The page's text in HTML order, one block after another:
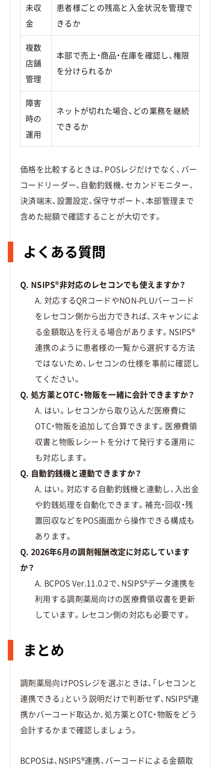
未収
金
患者様ごとの残高と入金状況を管理で
きるか
複数
店舗
管理
本部で売上・商品・在庫を確認し、権限
を分けられるか
障害
時の
運用
ネットが切れた場合、どの業務を継続
できるか
価格を比較するときは、POSレジだけでなく、バー
コードリーダー、自動釣銭機、セカンドモニター、
決済端末、設置設定、保守サポート、本部管理まで
含めた総額で確認することが大切です。
よくある質問
Q. NSIPS®非対応のレセコンでも使えますか？
A. 対応するQRコードやNON-PLUバーコード
をレセコン側から出力できれば、スキャンによ
る金額取込を行える場合があります。NSIPS®
連携のように患者様の一覧から選択する方法
ではないため、レセコンの仕様を事前に確認し
てください。
Q. 処方薬とOTC・物販を一緒に会計できますか？
A. はい。レセコンから取り込んだ医療費に
OTC・物販を追加して合算できます。医療費領
収書と物販レシートを分けて発行する運用に
も対応します。
Q. 自動釣銭機と連動できますか？
A. はい。対応する自動釣銭機と連動し、入出金
や釣銭処理を自動化できます。補充・回収・残
置回収などをPOS画面から操作できる構成も
あります。
Q. 2026年6月の調剤報酬改定に対応しています
か？
A. BCPOS Ver.11.0.2で、NSIPS®データ連携を
利用する調剤薬局向けの医療費領収書を更新
しています。レセコン側の対応も必要です。
まとめ
調剤薬局向けPOSレジを選ぶときは、「レセコンと
連携できる」という説明だけで判断せず、NSIPS®連
携かバーコード取込か、処方薬とOTC・物販をどう
会計するかまで確認しましょう。
BCPOSは、NSIPS®連携、バーコードによる金額取